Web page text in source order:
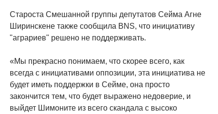
Староста Смешанной группы депутатов Сейма Агне
Ширинскене также сообщила BNS, что инициативу
"аграриев" решено не поддерживать.
«Мы прекрасно понимаем, что скорее всего, как
всегда с инициативами оппозиции, эта инициатива не
будет иметь поддержки в Сейме, она просто
закончится тем, что будет выражено недоверие, и
выйдет Шимоните из всего скандала с высоко